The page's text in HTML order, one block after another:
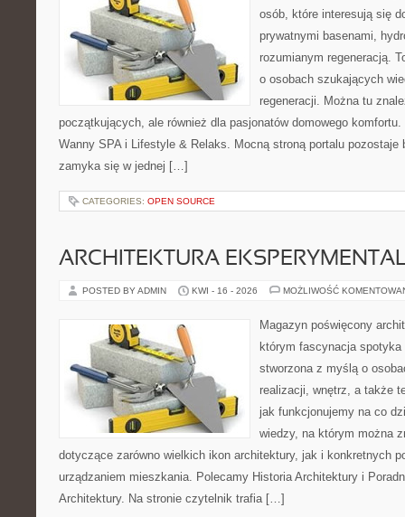
osób, które interesują się
prywatnymi basenami,
rozumianym regeneracją.
o osobach szukających
regeneracji. Można tu
początkujących, ale również dla pasjonatów domowego
Wanny SPA i Lifestyle & Relaks. Mocną stroną portalu pozostaje
zamyka się w jednej […]
CATEGORIES: OPEN SOURCE
ARCHITEKTURA
POSTED BY ADMIN KWI - 16 - 2026 MOŻLIWOŚĆ
Magazyn poświęcony
którym fascynacja spotyka
stworzona z myślą o
realizacji, wnętrz, a także
jak funkcjonujemy na co
wiedzy, na którym można
dotyczące zarówno wielkich ikon architektury, jak i konkretnych
urządzaniem mieszkania. Polecamy Historia Architektury i
Architektury. Na stronie czytelnik trafia […]